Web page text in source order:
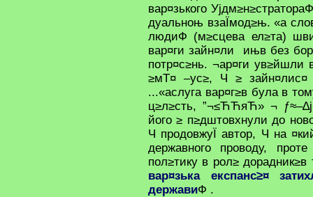
вар¤зького
дуальноњ взаЇмод≥њ. «а
людиФ (м≥сцева ел≥та)
вар¤ги зайн¤ли ињв без
потр¤с≥нь. ¬ар¤ги ув≥йшли
≥мТ¤ –ус≥, Ч ≥ зайн¤лис¤
...«аслуга вар¤г≥в була в
ц≥л≥сть, ”¬≤ЋЋяЋ» ¬
його ≥ п≥дштовхнули до
Ч продовжуЇ автор, Ч на
державного проводу,
пол≥тику в рол≥ дорадник≥в
вар¤зька експанс≥¤
державиФ .